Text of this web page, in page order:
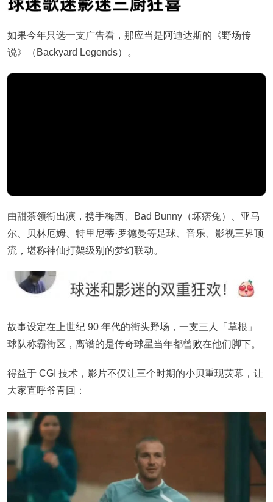
如果今年只选一支广告看，那应当是阿迪达斯的《野场传
说》（Backyard Legends）。
由甜茶领衔出演，携手梅西、Bad Bunny（坏痞兔）、亚马
尔、贝林厄姆、特里尼蒂·罗德曼等足球、音乐、影视三界顶
流，堪称神仙打架级别的梦幻联动。
故事设定在上世纪 90 年代的街头野场，一支三人「草根」
球队称霸街区，离谱的是传奇球星当年都曾败在他们脚下。
得益于 CGI 技术，影片不仅让三个时期的小贝重现荧幕，让
大家直呼爷青回：